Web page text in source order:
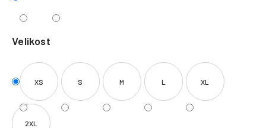
Velikost
XS S M L XL
2XL